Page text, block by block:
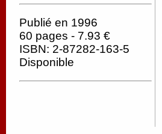
Publié en 1996
60 pages - 7.93 €
ISBN: 2-87282-163-5
Disponible